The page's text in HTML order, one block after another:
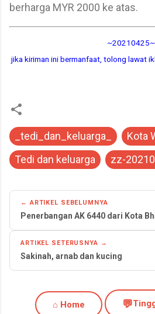
berharga MYR 2000 ke atas.
~20210425~
jika kiriman ini bermanfaat, tolong lawat
_tedi_dan_keluarga_
Kota
Tedi dan keluarga
zz-
← ARTIKEL SEBELUMNYA
Penerbangan AK 6440 dari Kota
ARTIKEL SETERUSNYA →
Sakinah, arnab dan kucing
⌂ Home 💬